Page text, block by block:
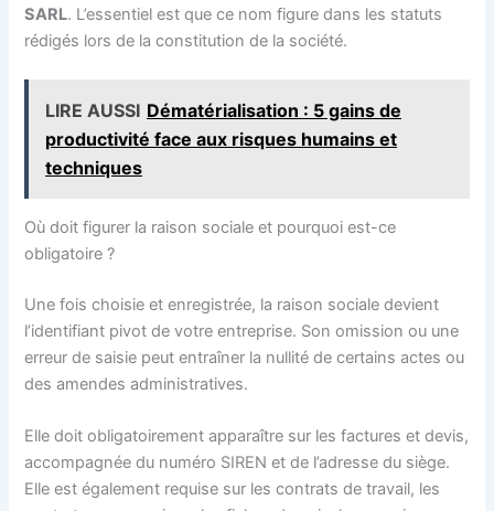
SARL. L’essentiel est que ce nom figure dans les statuts
rédigés lors de la constitution de la société.
LIRE AUSSI Dématérialisation : 5 gains de
productivité face aux risques humains et
techniques
Où doit figurer la raison sociale et pourquoi est-ce
obligatoire ?
Une fois choisie et enregistrée, la raison sociale devient
l’identifiant pivot de votre entreprise. Son omission ou une
erreur de saisie peut entraîner la nullité de certains actes ou
des amendes administratives.
Elle doit obligatoirement apparaître sur les factures et devis,
accompagnée du numéro SIREN et de l’adresse du siège.
Elle est également requise sur les contrats de travail, les